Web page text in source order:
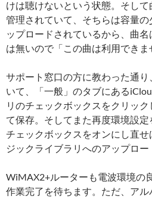
けは聴けないという状態。そし
管理されていて、そちらは容量
ップロードされているから、曲
は無いので「この曲は利用できま
サポート窓口の方に教わった通り
いて、「一般」のタブにある
リのチェックボックスをクリッ
て保存。そしてまた再度環境設
チェックボックスをオンにし直
ジックライブラリへのアップロー
WiMAX2+ルーターも電波環境の
作業完了を待ちます。ただ、ア